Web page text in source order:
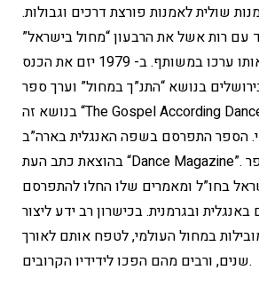
שולית לאמנות פורצת דרכים וגבולות.
עם רות אשל את הרבעון “מחול בישראל”
(1993-1998) שאותו ערכו במשותף. ב- 1979 יזם את הכנס
בנושא “התנ”ך במחול” וערך ספר
בנושא זה “The Gospel According Dance – 1980” בו כתב
הספר התפרסם בשפה האנגלית בארה”ב
בהוצאת כתב העת “Dance Magazine”. גיורא נעשה לשופר
בחו”ל ומאמרים שלו החלו להתפרסם
ובגרמנית. בכישרון רב ידע ליצור
במחול העולמי, לטפח אותם לאורך
שנים, ורבים מהם הפכו לידידיו הקרובים.